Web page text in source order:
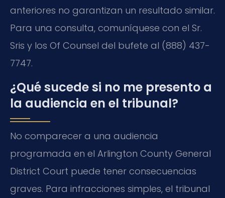
anteriores no garantizan un resultado similar.
Para una consulta, comuníquese con el Sr.
Sris y los Of Counsel del bufete al (888) 437-
7747.
¿Qué sucede si no me presento a
la audiencia en el tribunal?
No comparecer a una audiencia
programada en el Arlington County General
District Court puede tener consecuencias
graves. Para infracciones simples, el tribunal